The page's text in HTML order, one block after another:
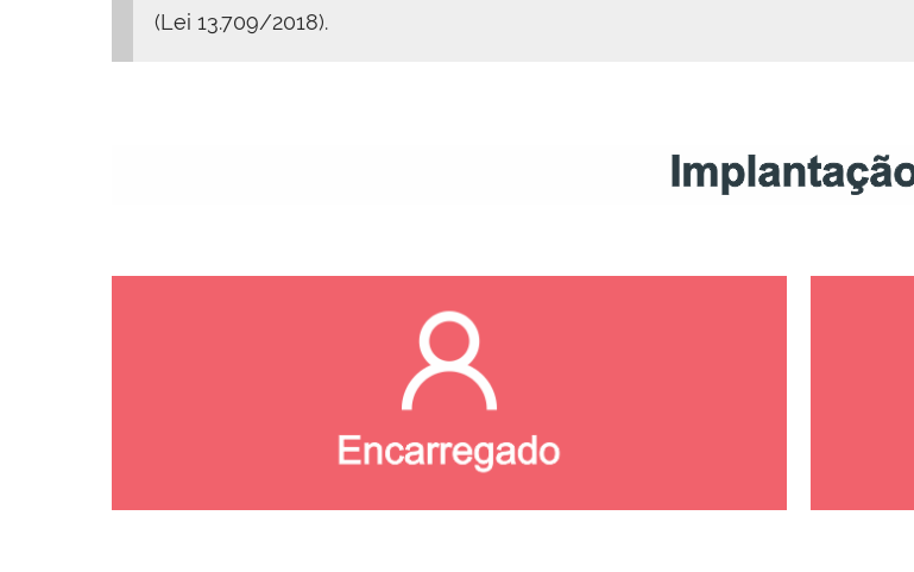
(Lei 13.709/2018).